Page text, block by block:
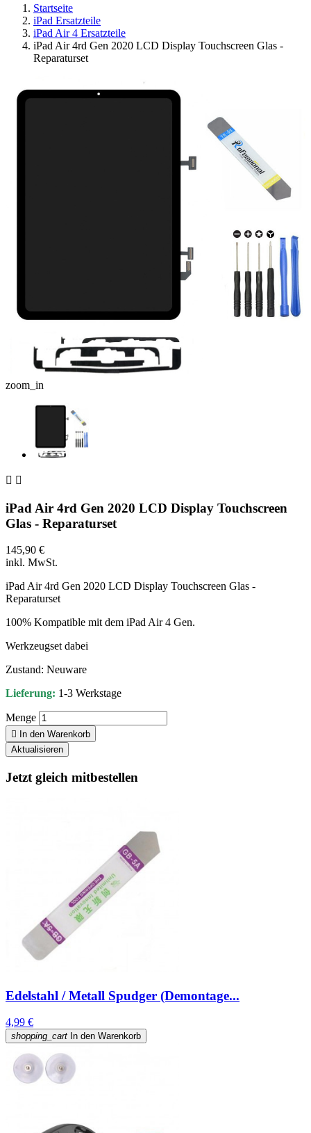
Startseite
iPad Ersatzteile
iPad Air 4 Ersatzteile
iPad Air 4rd Gen 2020 LCD Display Touchscreen Glas -
Reparaturset
zoom_in
 
iPad Air 4rd Gen 2020 LCD Display Touchscreen
Glas - Reparaturset
145,90 €
inkl. MwSt.
iPad Air 4rd Gen 2020 LCD Display Touchscreen Glas -
Reparaturset
100% Kompatible mit dem iPad Air 4 Gen.
Werkzeugset dabei
Zustand: Neuware
Lieferung: 1-3 Werkstage
Menge
 In den Warenkorb
Jetzt gleich mitbestellen
Edelstahl / Metall Spudger (Demontage...
4,99 €
shopping_cart In den Warenkorb